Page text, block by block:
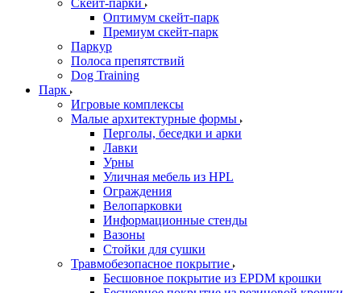
Скейт-парки
Оптимум скейт-парк
Премиум скейт-парк
Паркур
Полоса препятствий
Dog Training
Парк
Игровые комплексы
Малые архитектурные формы
Перголы, беседки и арки
Лавки
Урны
Уличная мебель из HPL
Ограждения
Велопарковки
Информационные стенды
Вазоны
Стойки для сушки
Травмобезопасное покрытие
Бесшовное покрытие из EPDM крошки